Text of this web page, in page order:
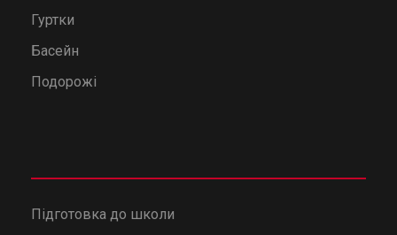
Гуртки
Басейн
Подорожі
Підготовка до школи